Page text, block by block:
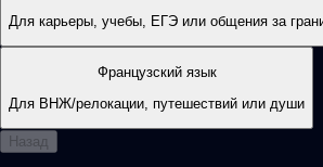
Для карьеры, учебы, ЕГЭ или общения за
Французский язык
Для ВНЖ/релокации, путешествий или души
Назад